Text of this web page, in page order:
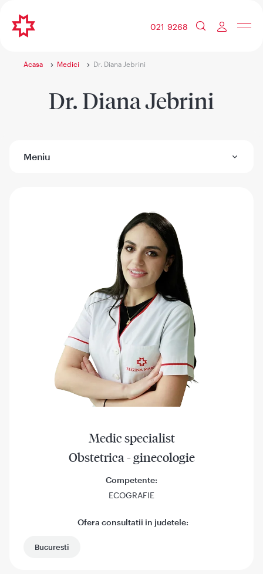
021 9268
Acasa Medici Dr. Diana Jebrini
Dr. Diana Jebrini
Meniu
Medic specialist
Obstetrica - ginecologie
Competente:
ECOGRAFIE
Ofera consultatii in judetele:
Bucuresti